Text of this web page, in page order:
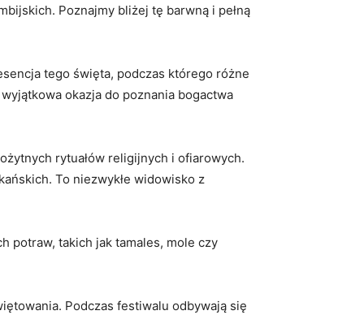
Poznajmy​ bliżej tę barwną i pełną
tego‍ święta, podczas którego różne‍
okazja do poznania bogactwa
rytuałów religijnych i ofiarowych.
To niezwykłe‌ widowisko z‍
potraw, takich jak tamales, mole czy
Podczas festiwalu odbywają się